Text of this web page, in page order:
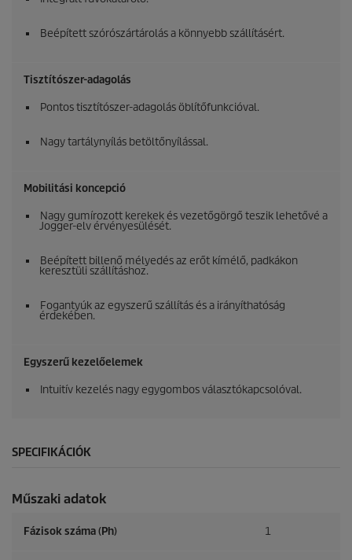
Beépített szórószártárolás a könnyebb szállításért.
Tisztítószer-adagolás
Pontos tisztítószer-adagolás öblítőfunkcióval.
Nagy tartálynyílás betöltőnyílással.
Mobilitási koncepció
Nagy gumírozott kerekek és vezetőgörgő teszik lehetővé a
Jogger-elv érvényesülését.
Beépített billenő mélyedés az erőt kímélő, padkákon
keresztüli szállításhoz.
Fogantyúk az egyszerű szállítás és a irányíthatóság
érdekében.
Egyszerű kezelőelemek
Intuitív kezelés nagy egygombos választókapcsolóval.
SPECIFIKÁCIÓK
Műszaki adatok
Fázisok száma (Ph) 1